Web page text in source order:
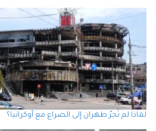
لماذا لم تُجرّ طهران إلى الصراع مع أوكرانيا؟